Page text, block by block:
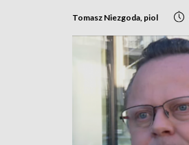
Tomasz Niezgoda, piol